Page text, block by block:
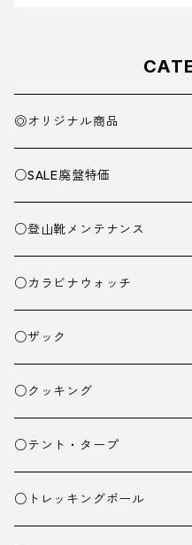
◎オリジナル商品
○SALE廃盤特価
○登山靴メンテナンス
○カラビナウォッチ
○ザック
ザック
スタッフバッグ
ザック小物
○クッキング
クッカー
バーナー
○テント・タープ
テント
○トレッキングポール